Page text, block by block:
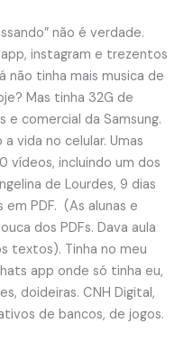
não é verdade.
instagram e trezentos
não tinha mais musica de
Mas tinha 32G de
e comercial da Samsung.
vida no celular. Umas
vídeos, incluindo um dos
de Lourdes, 9 dias
em PDF. (As alunas e
dos PDFs. Dava aula
textos). Tinha no meu
app onde só tinha eu,
doideiras. CNH Digital,
de bancos, de jogos.